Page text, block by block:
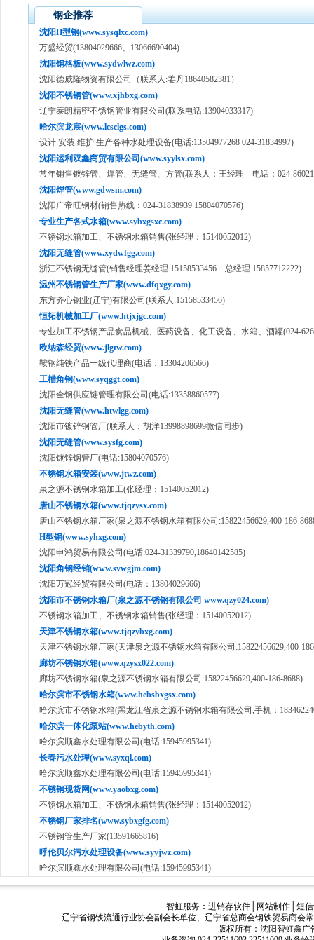
钢企推荐
沈阳H型钢(www.sysqlxc.com)
万盛经贸(13804029666、13066690404)
沈阳钢格板(www.sydwlwz.com)
沈阳德威隆物资有限公司（联系人:姜丹18640582381）
沈阳不锈钢管(www.xjhbxg.com)
辽宁泰朗精密不锈钢管业有限公司(联系电话:13904033317)
哈尔滨龙宸(www.lcsclgs.com)
设计 安装 维护 生产各种水处理设备(电话:13504977268 024-31834997)
沈阳运利双鑫商贸有限公司(www.syylsx.com)
常年销售镀锌管、焊管、无缝管、方管(联系人：王经理 电话：024-
沈阳焊管(www.gdwsm.com)
沈阳广帝旺钢材(销售热线：024-31838939 15804070576)
专业生产各式水箱(www.sybxgsxc.com)
不锈钢水箱加工、不锈钢水箱销售(张经理：15140052012)
沈阳无缝管(www.xydwfgg.com)
浙江不锈钢无缝管(销售经理姜经理 15158533456 总经理 15857712222)
温州不锈钢管生产厂家(www.dfqxgy.com)
东方齐心钢业(辽宁)有限公司(联系人:15158533456)
恒拓机械加工厂(www.htjxjgc.com)
专业加工不锈钢产品食品机械、医药设备、化工设备、水箱、酒罐(024-
欧纳森经贸(www.jlgtw.com)
鞍钢纯铁产品一级代理商(电话：13304206566)
工槽角钢(www.syqggt.com)
沈阳全钢供应链管理有限公司(电话:13358860577)
沈阳无缝管(www.htwlgg.com)
沈阳市镀锌钢管厂(联系人：胡洋13998898699微信同步)
沈阳无缝管(www.sysfg.com)
沈阳镀锌钢管厂(电话:15804070576)
不锈钢水箱安装(www.jtwz.com)
泉之源不锈钢水箱加工(张经理：15140052012)
唐山不锈钢水箱(www.tjqzysx.com)
唐山不锈钢水箱厂家(泉之源不锈钢水箱有限公司:15822456629,400-186-
H型钢(www.syhxg.com)
沈阳申鸿贸易有限公司(电话:024-31339790,18640142585)
沈阳角钢经销(www.sywgjm.com)
沈阳万冠经贸有限公司(电话：13804029666)
沈阳市不锈钢水箱厂(泉之源不锈钢有限公司 www.qzy024.com)
不锈钢水箱加工、不锈钢水箱销售(张经理：15140052012)
天津不锈钢水箱(www.tjqzybxg.com)
天津不锈钢水箱厂家(天津泉之源不锈钢水箱有限公司:15822456629,400-
廊坊不锈钢水箱(www.qzysx022.com)
廊坊不锈钢水箱(泉之源不锈钢水箱有限公司:15822456629,400-186-8688)
哈尔滨市不锈钢水箱(www.hebsbxgsx.com)
哈尔滨市不锈钢水箱(黑龙江省泉之源不锈钢水箱有限公司,手机：
哈尔滨一体化泵站(www.hebyth.com)
哈尔滨顺鑫水处理有限公司(电话:15945995341)
长春污水处理(www.syxql.com)
哈尔滨顺鑫水处理有限公司(电话:15945995341)
不锈钢现货网(www.yaobxg.com)
不锈钢水箱加工、不锈钢水箱销售(张经理：15140052012)
不锈钢厂家排名(www.sybxgfg.com)
不锈钢管生产厂家(13591665816)
呼伦贝尔污水处理设备(www.syyjwz.com)
哈尔滨顺鑫水处理有限公司(电话:15945995341)
智虹服务：进销存软件 网站制作 │短
辽宁省钢铁流通行业协会副会长单位、辽宁省总商会钢铁贸易商会
版权所有：沈阳智虹鑫广